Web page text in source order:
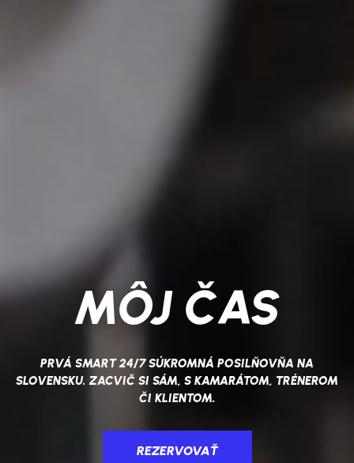
MÔJ ČAS
PRVÁ SMART 24/7 SÚKROMNÁ POSILŇOVŇA NA
SLOVENSKU. ZACVIČ SI SÁM, S KAMARÁTOM, TRÉNEROM
ČI KLIENTOM.
REZERVOVAŤ